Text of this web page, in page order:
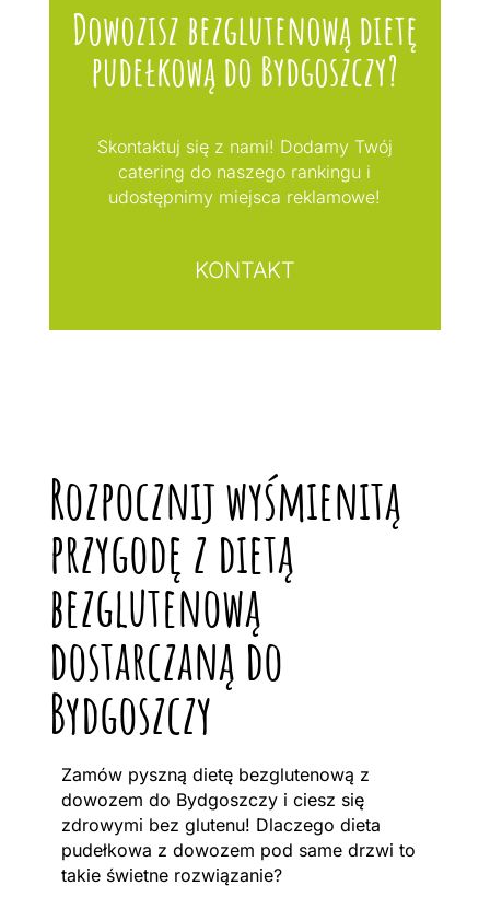
Dowozisz bezglutenową dietę
pudełkową do Bydgoszczy?
Skontaktuj się z nami! Dodamy Twój
catering do naszego rankingu i
udostępnimy miejsca reklamowe!
KONTAKT
Rozpocznij wyśmienitą
przygodę z dietą
bezglutenową
dostarczaną do
Bydgoszczy
Zamów pyszną dietę bezglutenową z
dowozem do Bydgoszczy i ciesz się
zdrowymi bez glutenu! Dlaczego dieta
pudełkowa z dowozem pod same drzwi to
takie świetne rozwiązanie?